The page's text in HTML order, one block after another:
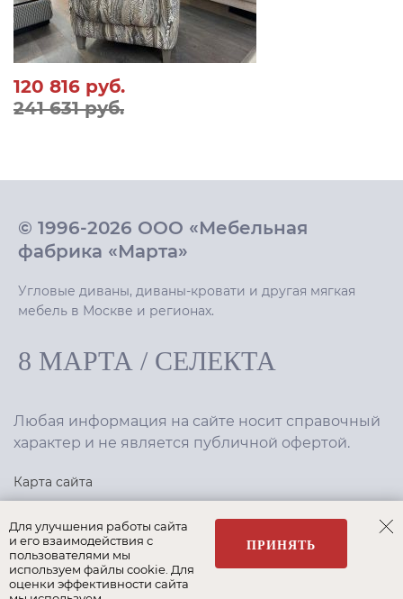
120 816 руб.
241 631 руб.
© 1996-2026 ООО «Мебельная
фабрика «Марта»
Угловые диваны, диваны-кровати и другая мягкая
мебель в Москве и регионах.
8 МАРТА / СЕЛЕКТА
Любая информация на сайте носит справочный
характер и не является публичной офертой.
Карта сайта
Политика конфиденциальности
Создание сайта,интернет-маркетинг
Для улучшения работы сайта
и его взаимодействия с
пользователями мы
используем файлы cookie. Для
оценки эффективности сайта
ПРИНЯТЬ